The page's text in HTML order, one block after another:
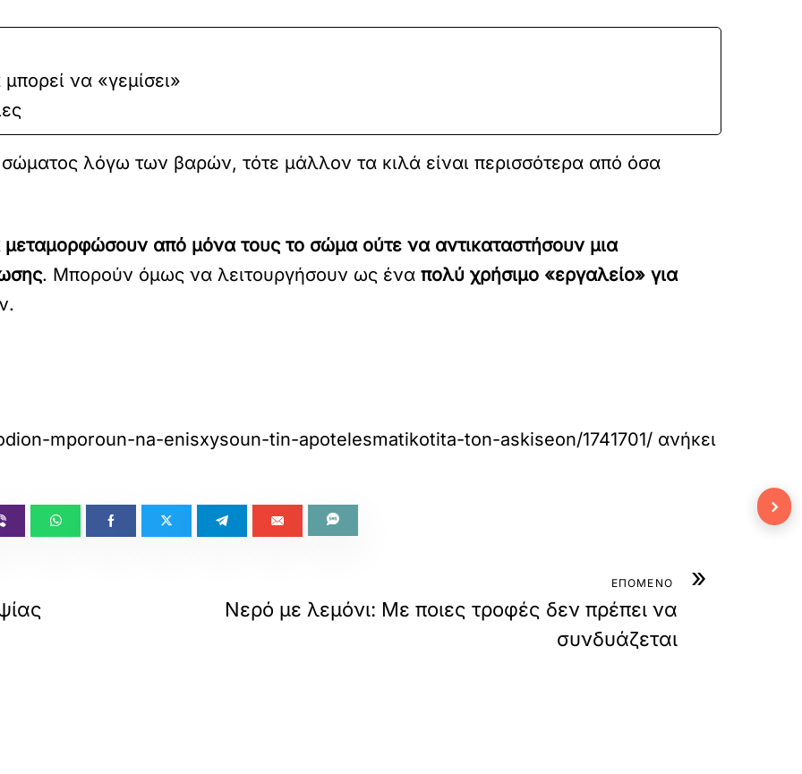
να «γεμίσει»
λόγω των βαρών, τότε μάλλον τα κιλά είναι περισσότερα από όσα
μεταμορφώσουν από μόνα τους το σώμα ούτε να αντικαταστήσουν μια
. Μπορούν όμως να λειτουργήσουν ως ένα πολύ χρήσιμο «εργαλείο» για
mporoun-na-enisxysoun-tin-apotelesmatikotita-ton-askiseon/1741701/ ανήκει
»
ΕΠΟΜΕΝΟ
Νερό με λεμόνι: Με ποιες τροφές δεν πρέπει να
συνδυάζεται
›